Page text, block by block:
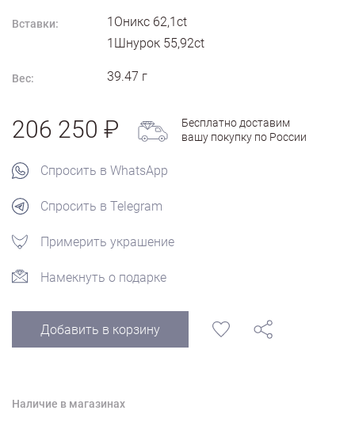
Вставки:
1Оникс 62,1ct
1Шнурок 55,92ct
Вес: 39.47 г
206 250
Бесплатно доставим
вашу покупку по России
Спросить в WhatsApp
Спросить в Telegram
Примерить украшение
Намекнуть о подарке
Добавить в корзину
Наличие в магазинах